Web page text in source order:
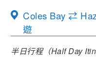
Coles Bay ⇄
遊
半日行程（Half Day